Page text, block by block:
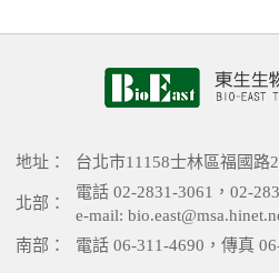
地址： 台北市11158士林區福國路
北部：
電話 02-2831-3061，02-
e-mail:
南部：
電話 06-311-4690，傳真